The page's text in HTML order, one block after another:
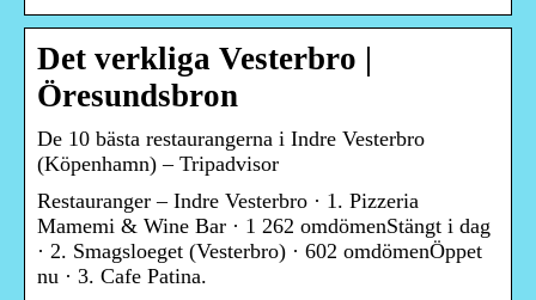
Det verkliga Vesterbro |
Öresundsbron
De 10 bästa restaurangerna i Indre Vesterbro
(Köpenhamn) – Tripadvisor
Restauranger – Indre Vesterbro · 1. Pizzeria
Mamemi & Wine Bar · 1 262 omdömenStängt i dag
· 2. Smagsloeget (Vesterbro) · 602 omdömenÖppet
nu · 3. Cafe Patina.